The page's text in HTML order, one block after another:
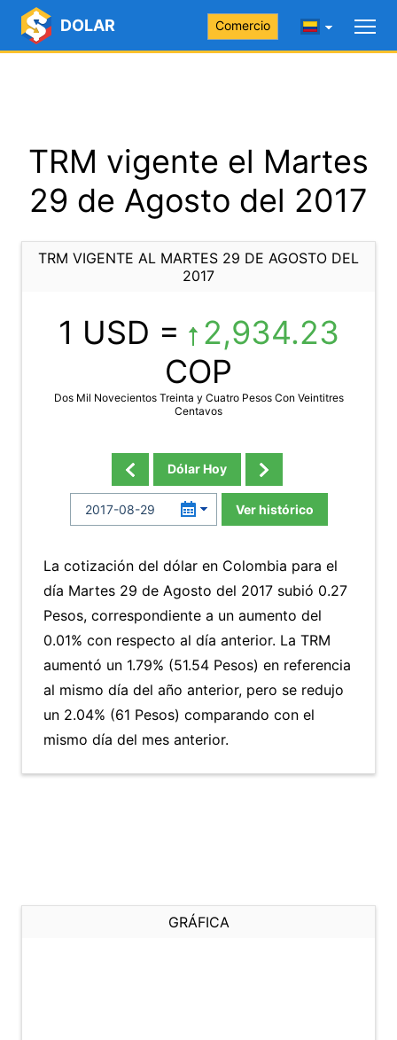
DOLAR Comercio
TRM vigente el Martes
29 de Agosto del 2017
TRM VIGENTE AL MARTES 29 DE AGOSTO DEL
2017
1 USD =
2,934.23
COP
Dos Mil Novecientos Treinta y Cuatro Pesos Con Veintitres
Centavos
Dólar Hoy
Ver histórico
La cotización del dólar en Colombia para el
día Martes 29 de Agosto del 2017 subió 0.27
Pesos, correspondiente a un aumento del
0.01% con respecto al día anterior. La TRM
aumentó un 1.79% (51.54 Pesos) en referencia
al mismo día del año anterior, pero se redujo
un 2.04% (61 Pesos) comparando con el
mismo día del mes anterior.
GRÁFICA